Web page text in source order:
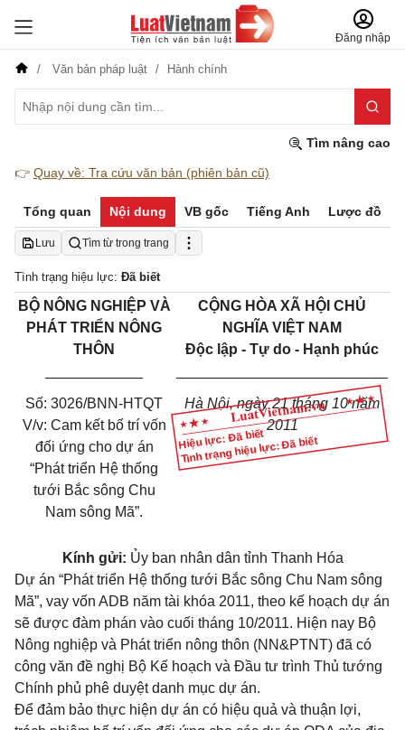
Đăng nhập
Văn bản pháp luật Hành chính
Tìm nâng cao
👉 Quay về: Tra cứu văn bản (phiên bản cũ)
Tổng quan Nội dung VB gốc Tiếng Anh Lược đồ
Lưu Tìm từ trong trang
Tình trạng hiệu lực: Đã biết
Hiệu lực: Đã biết
Tình trạng hiệu lực: Đã biết
BỘ NÔNG NGHIỆP VÀ
PHÁT TRIỂN NÔNG
THÔN
CỘNG HÒA XÃ HỘI CHỦ
NGHĨA VIỆT NAM
Độc lập - Tự do - Hạnh phúc
Số: 3026/BNN-HTQT
V/v: Cam kết bố trí vốn
đối ứng cho dự án
“Phát triển Hệ thống
tưới Bắc sông Chu
Nam sông Mã”.
Hà Nội, ngày 21 tháng 10 năm
2011
Kính gửi: Ủy ban nhân dân tỉnh Thanh Hóa
Dự án “Phát triển Hệ thống tưới Bắc sông Chu Nam sông
Mã”, vay vốn ADB năm tài khóa 2011, theo kế hoạch dự án
sẽ được đàm phán vào cuối tháng 10/2011. Hiện nay Bộ
Nông nghiệp và Phát triển nông thôn (NN&PTNT) đã có
công văn đề nghị Bộ Kế hoạch và Đầu tư trình Thủ tướng
Chính phủ phê duyệt danh mục dự án.
Để đảm bảo thực hiện dự án có hiệu quả và thuận lợi,